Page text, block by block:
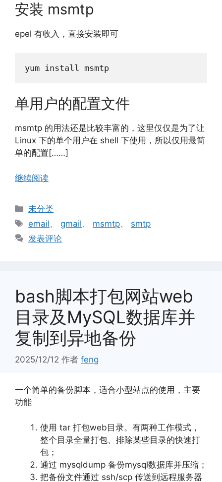
安装 msmtp
epel 有收入，直接安装即可
yum install msmtp
单用户的配置文件
msmtp 的用法还是比较丰富的，这里仅仅是为了让
Linux 下的单个用户在 shell 下使用，所以仅用最简
单的配置[……]
继续阅读
分
未分类
标
签
email、 gmail、 msmtp、 smtp
发表评论
bash脚本打包网站web
目录及MySQL数据库并
复制到异地备份
2025/12/12 作者 feng
一个简单的备份脚本，适合小型站点的使用，主要
功能
使用 tar 打包web目录。有两种工作模式，
整个目录全量打包、排除某些目录的快速打
包；
通过 mysqldump 备份mysql数据库并压缩；
把备份文件通过 ssh/scp 传送到远程服务器